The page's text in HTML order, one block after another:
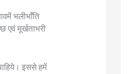
भलीभाँति
एवं मूर्खताभरी
इससे हमें